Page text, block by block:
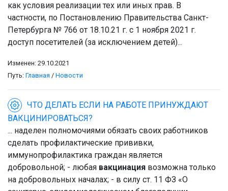
как условия реализации тех или иных прав. В
частности, по Постановлению Правительства Санкт-
Петербурга № 766 от 18.10.21 г. с 1 ноября 2021 г.
доступ посетителей (за исключением детей)...
Изменен: 29.10.2021
Путь: Главная / Новости
ЧТО ДЕЛАТЬ ЕСЛИ НА РАБОТЕ ПРИНУЖДАЮТ
ВАКЦИНИРОВАТЬСЯ?
... наделен полномочиями обязать своих работников
сделать профилактические прививки,
иммунопрофилактика граждан является
добровольной; - любая вакцинация возможна только
на добровольных началах; - в силу ст. 11 ФЗ «О